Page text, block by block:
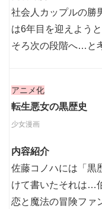
社会人カップルの勝
は6年目を迎えよう
そろ次の段階へ…と
アニメ化
転生悪女の黒歴史
少女漫画
内容紹介
佐藤コノハには「黒
けて書いたそれは…
恋と魔法の冒険ファ